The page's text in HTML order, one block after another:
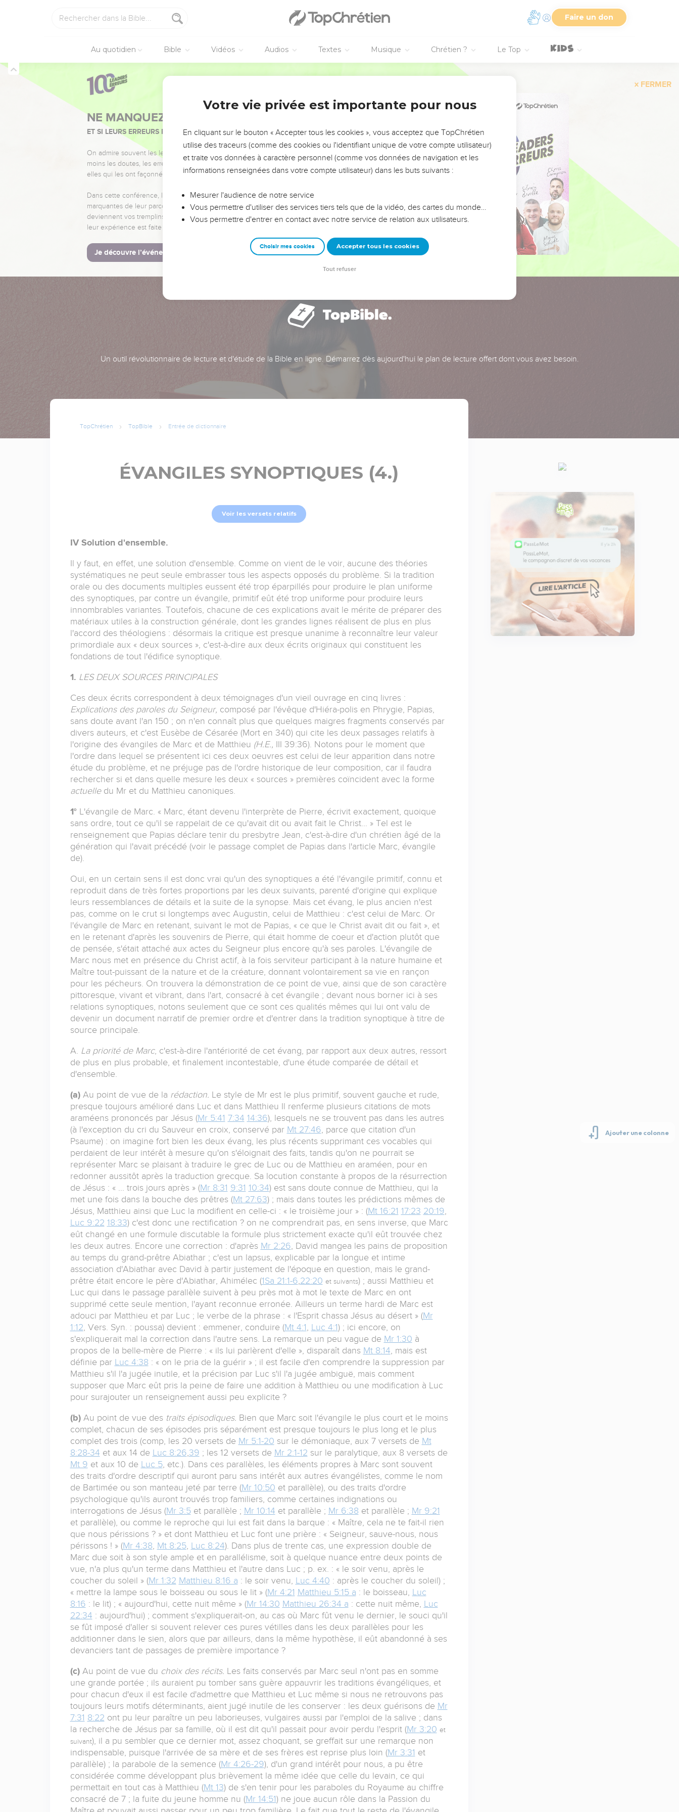
Faire un don
Au quotidien Bible Vidéos Audios Textes Musique Chrétien ? Le Top
FERMER
NE MANQUEZ PAS L’ÉVÉNEMENT DE L’ANNÉE !
ET SI LEURS ERREURS POUVAIENT VOUS ÉVITER LES VOTRES ?
On admire souvent les leaders pour leurs réussites, leur impact, leur foi ou leur vision. Mais on voit
moins les doutes, les erreurs et les saisons difficiles qu'ils ont traversés, alors même que ce sont
elles qui les ont façonnés.
Dans cette conférence, leaders, entrepreneurs, et responsables reviennent sur les erreurs
marquantes de leur parcours et les clés pour avancer avec plus de sagesse afin que leurs erreurs
deviennent vos tremplins. Que vous guidiez un ministère, une équipe, un groupe ou une famille,
leur expérience est faite pour vous.
Je découvre l’événement
Un outil révolutionnaire de lecture et d'étude de la Bible en ligne. Démarrez dès aujourd'hui le plan de lecture offert dont vous avez besoin.
TopChrétien TopBible Entrée de dictionnaire
ÉVANGILES SYNOPTIQUES (4.)
Voir les versets relatifs
IV Solution d'ensemble.
Il y faut, en effet, une solution d'ensemble. Comme on vient de le voir, aucune des théories
systématiques ne peut seule embrasser tous les aspects opposés du problème. Si la tradition
orale ou des documents multiples eussent été trop éparpillés pour produire le plan uniforme
des synoptiques, par contre un évangile, primitif eût été trop uniforme pour produire leurs
innombrables variantes. Toutefois, chacune de ces explications avait le mérite de préparer des
matériaux utiles à la construction générale, dont les grandes lignes réalisent de plus en plus
l'accord des théologiens : désormais la critique est presque unanime à reconnaître leur valeur
primordiale aux « deux sources », c'est-à-dire aux deux écrits originaux qui constituent les
fondations de tout l'édifice synoptique.
1. LES DEUX SOURCES PRINCIPALES
Ces deux écrits correspondent à deux témoignages d'un vieil ouvrage en cinq livres :
Explications des paroles du Seigneur, composé par l'évêque d'Hiéra-polis en Phrygie, Papias,
sans doute avant l'an 150 ; on n'en connaît plus que quelques maigres fragments conservés par
divers auteurs, et c'est Eusèbe de Césarée (Mort en 340) qui cite les deux passages relatifs à
l'origine des évangiles de Marc et de Matthieu (H.E., III 39:36). Notons pour le moment que
l'ordre dans lequel se présentent ici ces deux oeuvres est celui de leur apparition dans notre
étude du problème, et ne préjuge pas de l'ordre historique de leur composition, car il faudra
rechercher si et dans quelle mesure les deux « sources » premières coïncident avec la forme
actuelle du Mr et du Matthieu canoniques.
1° L'évangile de Marc. « Marc, étant devenu l'interprète de Pierre, écrivit exactement, quoique
sans ordre, tout ce qu'il se rappelait de ce qu'avait dit ou avait fait le Christ... » Tel est le
renseignement que Papias déclare tenir du presbytre Jean, c'est-à-dire d'un chrétien âgé de la
génération qui l'avait précédé (voir le passage complet de Papias dans l'article Marc, évangile
de).
Oui, en un certain sens il est donc vrai qu'un des synoptiques a été l'évangile primitif, connu et
reproduit dans de très fortes proportions par les deux suivants, parenté d'origine qui explique
leurs ressemblances de détails et la suite de la synopse. Mais cet évang, le plus ancien n'est
pas, comme on le crut si longtemps avec Augustin, celui de Matthieu : c'est celui de Marc. Or
l'évangile de Marc en retenant, suivant le mot de Papias, « ce que le Christ avait dit ou fait », et
en le retenant d'après les souvenirs de Pierre, qui était homme de coeur et d'action plutôt que
de pensée, s'était attaché aux actes du Seigneur plus encore qu'à ses paroles. L'évangile de
Marc nous met en présence du Christ actif, à la fois serviteur participant à la nature humaine et
Maître tout-puissant de la nature et de la créature, donnant volontairement sa vie en rançon
pour les pécheurs. On trouvera la démonstration de ce point de vue, ainsi que de son caractère
pittoresque, vivant et vibrant, dans l'art, consacré à cet évangile ; devant nous borner ici à ses
relations synoptiques, notons seulement que ce sont ces qualités mêmes qui lui ont valu de
devenir un document narratif de premier ordre et d'entrer dans la tradition synoptique à titre de
source principale.
A. La priorité de Marc, c'est-à-dire l'antériorité de cet évang, par rapport aux deux autres, ressort
de plus en plus probable, et finalement incontestable, d'une étude comparée de détail et
d'ensemble.
(a) Au point de vue de la rédaction. Le style de Mr est le plus primitif, souvent gauche et rude,
presque toujours amélioré dans Luc et dans Matthieu Il renferme plusieurs citations de mots
araméens prononcés par Jésus (Mr 5:41 7:34 14:36), lesquels ne se trouvent pas dans les autres
(à l'exception du cri du Sauveur en croix, conservé par Mt 27:46 , parce que citation d'un
Psaume) : on imagine fort bien les deux évang, les plus récents supprimant ces vocables qui
perdaient de leur intérêt à mesure qu'on s'éloignait des faits, tandis qu'on ne pourrait se
représenter Marc se plaisant à traduire le grec de Luc ou de Matthieu en araméen, pour en
redonner aussitôt après la traduction grecque. Sa locution constante à propos de la résurrection
de Jésus : « ... trois jours après » (Mr 8:31 9:31 10:34) est sans doute connue de Matthieu, qui la
met une fois dans la bouche des prêtres (Mt 27:63) ; mais dans toutes les prédictions mêmes de
Jésus, Matthieu ainsi que Luc la modifient en celle-ci : « le troisième jour » : (Mt 16:21 17:23 20:19
Luc 9:22 18:33) c'est donc une rectification ? on ne comprendrait pas, en sens inverse, que Marc
eût changé en une formule discutable la formule plus strictement exacte qu'il eût trouvée chez
les deux autres. Encore une correction : d'après Mr 2:26 , David mangea les pains de proposition
au temps du grand-prêtre Abiathar ; c'est un lapsus, explicable par la longue et intime
association d'Abiathar avec David à partir justement de l'époque en question, mais le grand-
prêtre était encore le père d'Abiathar, Ahimélec (1Sa 21:1-6 22:20 et suivants) ; aussi Matthieu et
Luc qui dans le passage parallèle suivent à peu près mot à mot le texte de Marc en ont
supprimé cette seule mention, l'ayant reconnue erronée. Ailleurs un terme hardi de Marc est
adouci par Matthieu et par Luc ; le verbe de la phrase : « l'Esprit chassa Jésus au désert » (Mr
1:12 , Vers. Syn. : poussa) devient : emmener, conduire (Mt 4:1 Luc 4:1) ; ici encore, on
s'expliquerait mal la correction dans l'autre sens. La remarque un peu vague de Mr 1:30 à
propos de la belle-mère de Pierre : « ils lui parlèrent d'elle », disparaît dans Mt 8:14 , mais est
définie par Luc 4:38 : « on le pria de la guérir » ; il est facile d'en comprendre la suppression par
Matthieu s'il l'a jugée inutile, et la précision par Luc s'il l'a jugée ambiguë, mais comment
supposer que Marc eût pris la peine de faire une addition à Matthieu ou une modification à Luc
pour surajouter un renseignement aussi peu explicite ?
(b) Au point de vue des traits épisodiques. Bien que Marc soit l'évangile le plus court et le moins
complet, chacun de ses épisodes pris séparément est presque toujours le plus long et le plus
complet des trois (comp, les 20 versets de Mr 5:1-20 sur le démoniaque, aux 7 versets de Mt
8:28-34 et aux 14 de Luc 8:26 39 ; les 12 versets de Mr 2:1-12 sur le paralytique, aux 8 versets de
Mt 9 et aux 10 de Luc 5, etc.). Dans ces parallèles, les éléments propres à Marc sont souvent
des traits d'ordre descriptif qui auront paru sans intérêt aux autres évangélistes, comme le nom
de Bartimée ou son manteau jeté par terre (Mr 10:50 et parallèle), ou des traits d'ordre
psychologique qu'ils auront trouvés trop familiers, comme certaines indignations ou
interrogations de Jésus (Mr 3:5et parallèle ; Mr 10:14 et parallèle ; Mr 6:38 et parallèle ; Mr 9:21
et parallèle), ou comme le reproche qui lui est fait dans la barque : « Maître, cela ne te fait-il rien
que nous périssions ? » et dont Matthieu et Luc font une prière : « Seigneur, sauve-nous, nous
périssons ! » (Mr 4:38 Mt 8:25, Luc 8:24). Dans plus de trente cas, une expression double de
Marc due soit à son style ample et en parallélisme, soit à quelque nuance entre deux points de
vue, n'a plus qu'un terme dans Matthieu et l'autre dans Luc ; p. ex. : « le soir venu, après le
coucher du soleil » (Mr 1:32 Matthieu 8:16 a : le soir venu, Luc 4:40 : après le coucher du soleil) ;
« mettre la lampe sous le boisseau ou sous le lit » (Mr 4:21 Matthieu 5:15 a : le boisseau, Luc
8:16 : le lit) ; « aujourd'hui, cette nuit même » (Mr 14:30 Matthieu 26:34 a : cette nuit même, Luc
22:34 : aujourd'hui) ; comment s'expliquerait-on, au cas où Marc fût venu le dernier, le souci qu'il
se fût imposé d'aller si souvent relever ces pures vétilles dans les deux parallèles pour les
additionner dans le sien, alors que par ailleurs, dans la même hypothèse, il eût abandonné à ses
devanciers tant de passages de première importance ?
(c) Au point de vue du choix des récits. Les faits conservés par Marc seul n'ont pas en somme
une grande portée ; ils auraient pu tomber sans guère appauvrir les traditions évangéliques, et
pour chacun d'eux il est facile d'admettre que Matthieu et Luc même si nous ne retrouvons pas
toujours leurs motifs déterminants, aient jugé inutile de les conserver : les deux guérisons de Mr
7:31 8:22 ont pu leur paraître un peu laborieuses, vulgaires aussi par l'emploi de la salive ; dans
la recherche de Jésus par sa famille, où il est dit qu'il passait pour avoir perdu l'esprit (Mr 3:20 et
suivant), il a pu sembler que ce dernier mot, assez choquant, se greffait sur une remarque non
indispensable, puisque l'arrivée de sa mère et de ses frères est reprise plus loin (Mr 3:31 et
parallèle) ; la parabole de la semence (Mr 4:26-29), d'un grand intérêt pour nous, a pu être
considérée comme développant plus brièvement la même idée que celle du levain, ce qui
permettait en tout cas à Matthieu (Mt 13) de s'en tenir pour les paraboles du Royaume au chiffre
consacré de 7 ; la fuite du jeune homme nu (Mr 14:51) ne joue aucun rôle dans la Passion du
Votre vie privée est importante pour nous
En cliquant sur le bouton « Accepter tous les cookies », vous acceptez que TopChrétien
utilise des traceurs (comme des cookies ou l'identifiant unique de votre compte utilisateur)
et traite vos données à caractère personnel (comme vos données de navigation et les
informations renseignées dans votre compte utilisateur) dans les buts suivants :
Mesurer l'audience de notre service
Vous permettre d'utiliser des services tiers tels que de la vidéo, des cartes du monde…
Vous permettre d'entrer en contact avec notre service de relation aux utilisateurs.
Choisir mes cookies Accepter tous les cookies
Tout refuser